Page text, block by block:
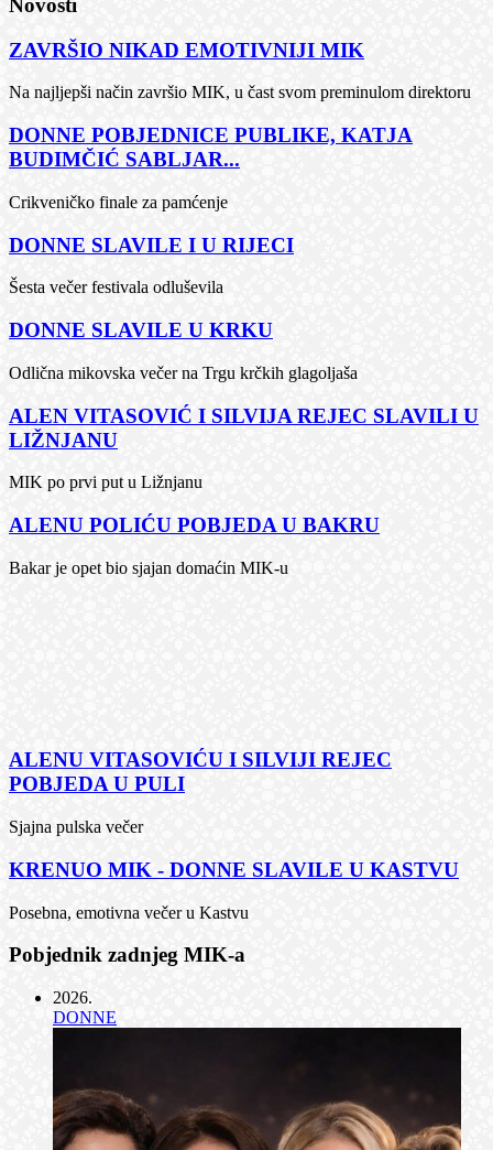
Novosti
ZAVRŠIO NIKAD EMOTIVNIJI MIK
Na najljepši način završio MIK, u čast svom preminulom direktoru
DONNE POBJEDNICE PUBLIKE, KATJA
BUDIMČIĆ SABLJAR...
Crikveničko finale za pamćenje
DONNE SLAVILE I U RIJECI
Šesta večer festivala odluševila
DONNE SLAVILE U KRKU
Odlična mikovska večer na Trgu krčkih glagoljaša
ALEN VITASOVIĆ I SILVIJA REJEC SLAVILI U
LIŽNJANU
MIK po prvi put u Ližnjanu
ALENU POLIĆU POBJEDA U BAKRU
Bakar je opet bio sjajan domaćin MIK-u
ALENU VITASOVIĆU I SILVIJI REJEC
POBJEDA U PULI
Sjajna pulska večer
KRENUO MIK - DONNE SLAVILE U KASTVU
Posebna, emotivna večer u Kastvu
Pobjednik zadnjeg MIK-a
2026.
DONNE